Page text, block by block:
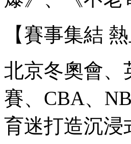
【賽事集結
北京冬奧會、
賽、CBA、
育迷打造沉浸